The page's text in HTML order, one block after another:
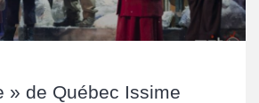
» de Québec Issime